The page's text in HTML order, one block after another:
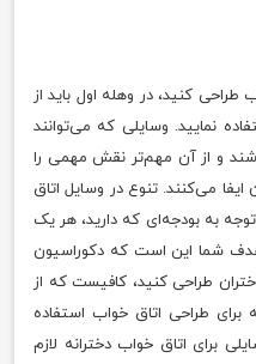
کنید، در وهله اول باید از
نمایید. وسایلی که می‌توانند
و از آن مهم‌تر نقش مهمی را
می‌کنند. تنوع در وسایل اتاق
به بودجه‌ای که دارید، هر یک
هدف شما این است که دکوراسیون
طراحی کنید، کافیست که از
برای طراحی اتاق خواب استفاده
برای اتاق خواب دخترانه لازم